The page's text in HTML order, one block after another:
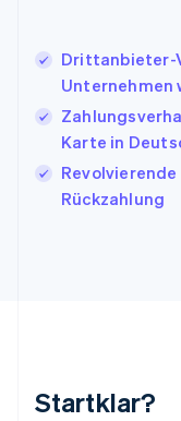
Drittanbieter-
Unternehmen
Karte in
Rückzahlung
Startklar?
EnglishFrançais
Kroatien
EnglishItaliano
Lettland
Liechtenstein
Deutsch English
Mexiko